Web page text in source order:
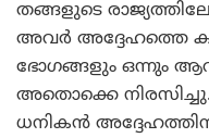
തങ്ങളുടെ
അവര്‍ അദ്ദേഹത്തെ
ഭോഗങ്ങളും ഒന്നും
അതൊക്കെ
ധനികന്‍